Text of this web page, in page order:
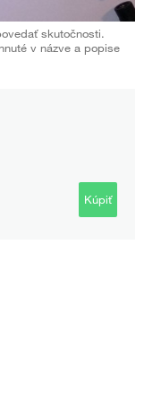
skutočnosti.
v názve a popise
Kúpiť